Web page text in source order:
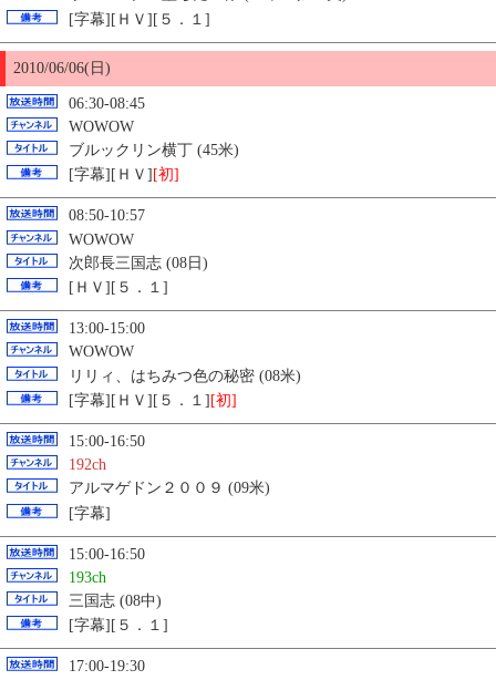
[字幕][ＨＶ][５．１]
2010/06/06(日)
06:30-08:45
WOWOW
ブルックリン横丁 (45米)
[字幕][ＨＶ] [初]
08:50-10:57
WOWOW
次郎長三国志 (08日)
[ＨＶ][５．１]
13:00-15:00
WOWOW
リリィ、はちみつ色の秘密 (08米)
[字幕][ＨＶ][５．１] [初]
15:00-16:50
192ch
アルマゲドン２００９ (09米)
[字幕]
15:00-16:50
193ch
三国志 (08中)
[字幕][５．１]
17:00-19:30